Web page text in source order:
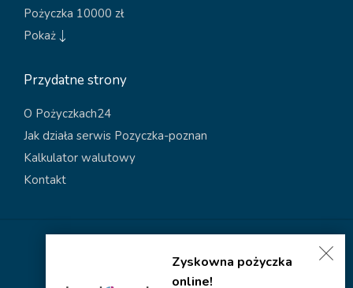
Zyskowna pożyczka
online!
Pożyczka 10000 zł
Pokaż
Przydatne strony
O Pożyczkach24
Jak działa serwis Pozyczka-poznan
Kalkulator walutowy
Kontakt
Polityka prywatności